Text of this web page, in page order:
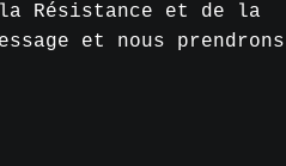
Résistance et de la
et nous prendrons